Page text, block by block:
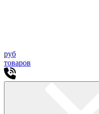
руб
товаров